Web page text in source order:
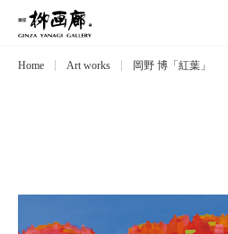
Exhibitions
Home Art works 岡野 博「紅葉」